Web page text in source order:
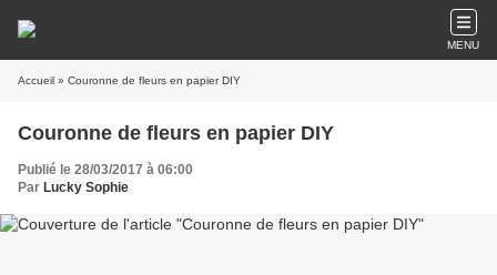
MENU
Accueil » Couronne de fleurs en papier DIY
Couronne de fleurs en papier DIY
Publié le 28/03/2017 à 06:00
Par Lucky Sophie